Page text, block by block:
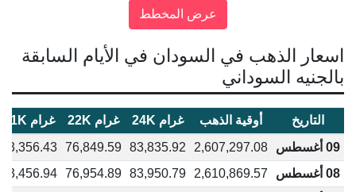
اسعار الذهب في السودان في الأيام السابقة
بالجنيه السوداني
التاريخ أوقية الذهب غرام 24K غرام 22K
غرام 21K
09 أغسطس
2,607,297.08
83,835.92
76,849.59
73,356.43
08 أغسطس
2,610,869.57
83,950.79
76,954.89
73,456.94